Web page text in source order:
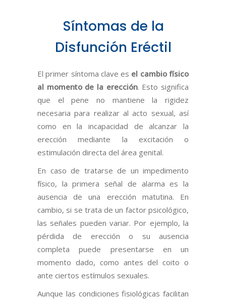
Síntomas de la
Disfunción Eréctil
El primer síntoma clave es el cambio físico
al momento de la erección. Esto significa
que el pene no mantiene la rigidez
necesaria para realizar al acto sexual, así
como en la incapacidad de alcanzar la
erección mediante la excitación o
estimulación directa del área genital.
En caso de tratarse de un impedimento
físico, la primera señal de alarma es la
ausencia de una erección matutina. En
cambio, si se trata de un factor psicológico,
las señales pueden variar. Por ejemplo, la
pérdida de erección o su ausencia
completa puede presentarse en un
momento dado, como antes del coito o
ante ciertos estímulos sexuales.
Aunque las condiciones fisiológicas facilitan